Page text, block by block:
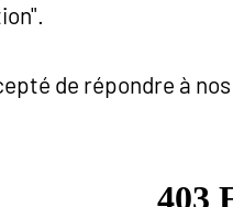
de répondre à